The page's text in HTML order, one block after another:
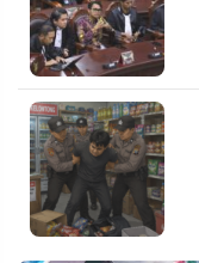
PT.
RESOLUSI
MEDIA
PRAMUDITA